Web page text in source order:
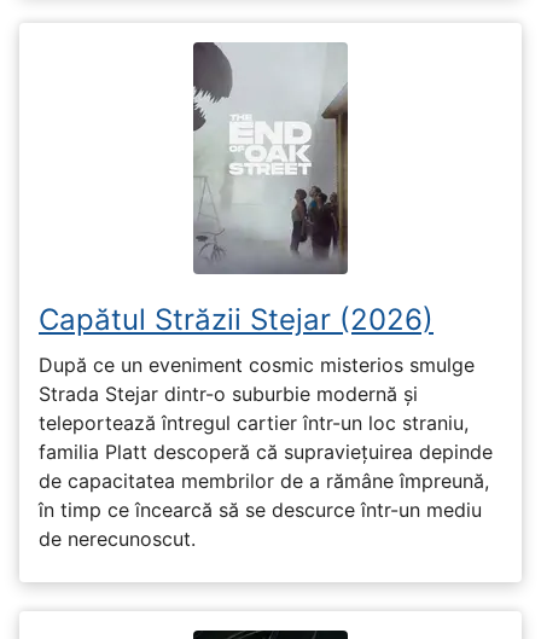
Capătul Străzii Stejar (2026)
După ce un eveniment cosmic misterios smulge
Strada Stejar dintr-o suburbie modernă și
teleportează întregul cartier într-un loc straniu,
familia Platt descoperă că supraviețuirea depinde
de capacitatea membrilor de a rămâne împreună,
în timp ce încearcă să se descurce într-un mediu
de nerecunoscut.